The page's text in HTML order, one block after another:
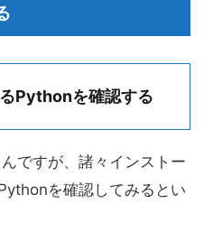
Pythonを確認する
ですが、諸々インストー
を確認してみるとい